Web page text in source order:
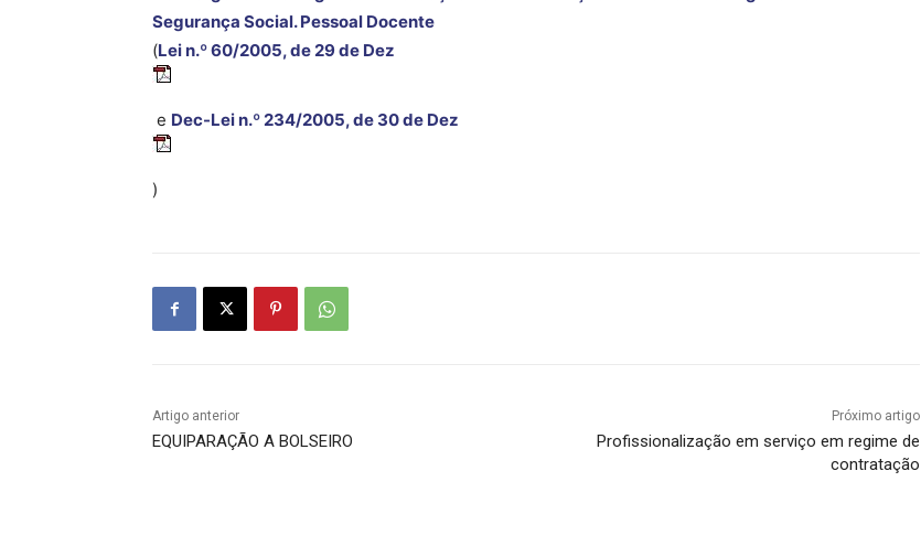
Segurança Social. Pessoal Docente
(Lei n.º 60/2005, de 29 de Dez
e Dec-Lei n.º 234/2005, de 30 de Dez
)
Artigo anterior
EQUIPARAÇÃO A BOLSEIRO
Próximo artigo
Profissionalização em serviço em regime de
contratação